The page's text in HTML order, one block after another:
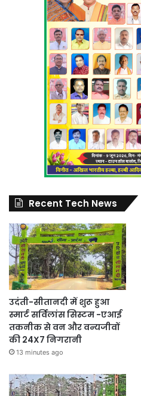
Recent Tech News
उदंती-सीतानदी में शुरू हुआ
स्मार्ट सर्विलांस सिस्टम -एआई
तकनीक से वन और वन्यजीवों
की 24X7 निगरानी
13 minutes ago